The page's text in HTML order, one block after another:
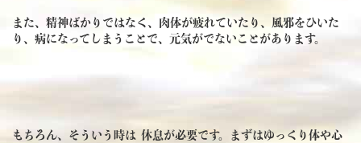
また、精神ばかりではなく、肉体が疲れていたり、風邪をひいた
り、病になってしまうことで、元気がでないことがあります。
もちろん、そういう時は 休息が必要です。まずはゆっくり体や心